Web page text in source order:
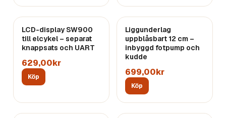
LCD-display SW900
till elcykel – separat
knappsats och UART
629,00kr
Köp
Liggunderlag
uppblåsbart 12 cm –
inbyggd fotpump och
kudde
699,00kr
Köp